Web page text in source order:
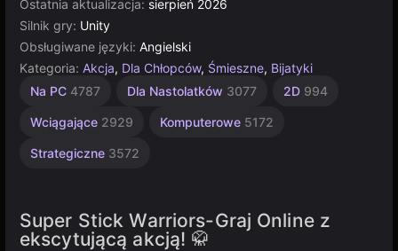
Ostatnia aktualizacja: sierpień 2026
Silnik gry: Unity
Obsługiwane języki: Angielski
Kategoria: Akcja, Dla Chłopców, Śmieszne, Bijatyki
Na PC 4787 Dla Nastolatków 3077 2D 994
Wciągające 2929 Komputerowe 5172
Strategiczne 3572
Pixel
436
Multiplayer
Unity
3177
Super Stick Warriors-Graj Online z
ekscytującą akcją! 🥋